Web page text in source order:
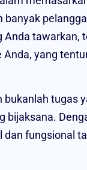
tawarkan,
yang
tugas
bijaksana.
fungsional